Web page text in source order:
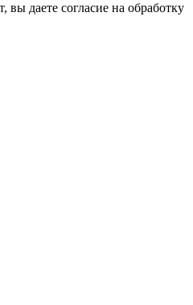
вы даете согласие на обработку